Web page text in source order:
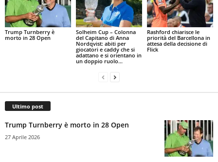
Trump Turnberry è
morto in 28 Open
Solheim Cup – Colonna
del Capitano di Anna
Nordqvist: abiti per
giocatori e caddy che si
adattano e si orientano in
un doppio ruolo...
Rashford chiarisce le
priorità del Barcellona in
attesa della decisione di
Flick
Ultimo post
Trump Turnberry è morto in 28 Open
27 Aprile 2026